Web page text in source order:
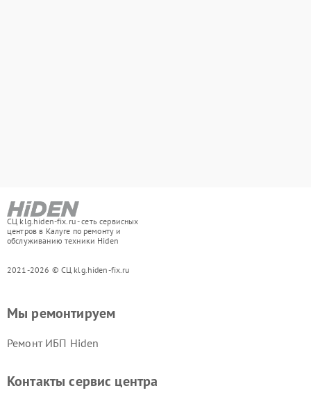
СЦ klg.hiden-fix.ru - сеть сервисных
центров в Калуге по ремонту и
обслуживанию техники Hiden
2021-2026 © СЦ klg.hiden-fix.ru
Мы ремонтируем
Ремонт ИБП Hiden
Контакты сервис центра